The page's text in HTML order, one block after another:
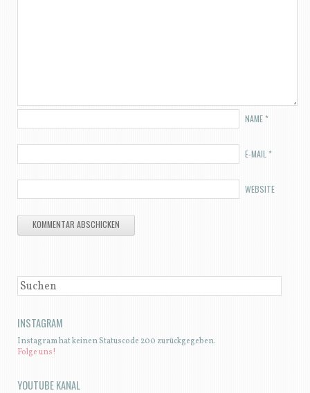
NAME*
E-MAIL *
WEBSITE
SUCHEN
INSTAGRAM
Instagram hat keinen Statuscode 200 zurückgegeben.
Folge uns!
YOUTUBE KANAL